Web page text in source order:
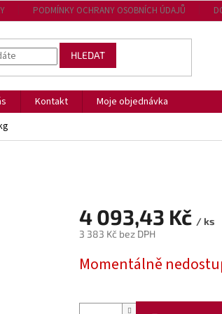
PODMÍNKY OCHRANY OSOBNÍCH ÚDAJŮ
HLEDAT
Kontakt
Moje objednávka
4 093,43 Kč / ks
3 383 Kč bez DPH
cena:
Momentálně